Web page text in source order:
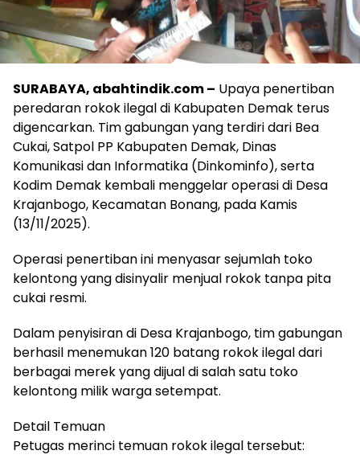
SURABAYA, abahtindik.com – Upaya penertiban
peredaran rokok ilegal di Kabupaten Demak terus
digencarkan. Tim gabungan yang terdiri dari Bea
Cukai, Satpol PP Kabupaten Demak, Dinas
Komunikasi dan Informatika (Dinkominfo), serta
Kodim Demak kembali menggelar operasi di Desa
Krajanbogo, Kecamatan Bonang, pada Kamis
(13/11/2025).
Operasi penertiban ini menyasar sejumlah toko
kelontong yang disinyalir menjual rokok tanpa pita
cukai resmi.
Dalam penyisiran di Desa Krajanbogo, tim gabungan
berhasil menemukan 120 batang rokok ilegal dari
berbagai merek yang dijual di salah satu toko
kelontong milik warga setempat.
Detail Temuan
Petugas merinci temuan rokok ilegal tersebut: